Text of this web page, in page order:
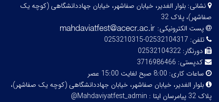
نشانی: بلوار الغدیر، خیابان صفاشهر، خیابان جهاددانشگاهی (کوچه یک
صفاشهر)، پلاک 32
پست الکترونیکی:
تلفن: 02532104317-0253210315
دورنگار: 02532104322
کدپستی: 3716986466
ساعات کاری: 8:00 صبح لغایت 15:00 عصر
بلوار الغدیر، خیابان صفاشهر، خیابان جهاددانشگاهی (کوچه یک صفاشهر)،
پلاک 32
پیامرسان ایتا : Mahdaviyatfest_admin@